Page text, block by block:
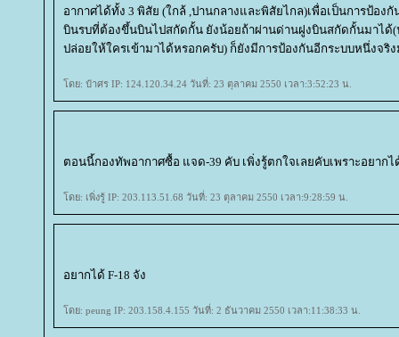
อากาศได้ทั้ง 3 พิสัย (ใกล้ ,ปานกลางและพิสัยไกล)เพื่อเป็นการป้อง
บินรบที่ต้องขึ้นบินไปสกัดกั้น ยังน้อยถ้าผ่านด่านฝูงบินสกัดกั้นมาได้(
ปล่อยให้ใครเข้ามาได้หรอกครับ) ก็ยังมีการป้องกันอีกระบบหนึ่งจริ
ดย: ป๋าศร IP: 124.120.34.24 วันที่: 23 ตุลาคม 2550 เวลา:3:52:23 น.
ตอนนี้กองทัพอากาศซื้อ แจด-39 คับ เพิ่งรู้ตกใจเลยคับเพราะอยากไ
ดย: เพิ่งรู้ IP: 203.113.51.68 วันที่: 23 ตุลาคม 2550 เวลา:9:28:59 น.
อยากได้ F-18 จัง
ดย: peung IP: 203.158.4.155 วันที่: 2 ธันวาคม 2550 เวลา:11:38:33 น.